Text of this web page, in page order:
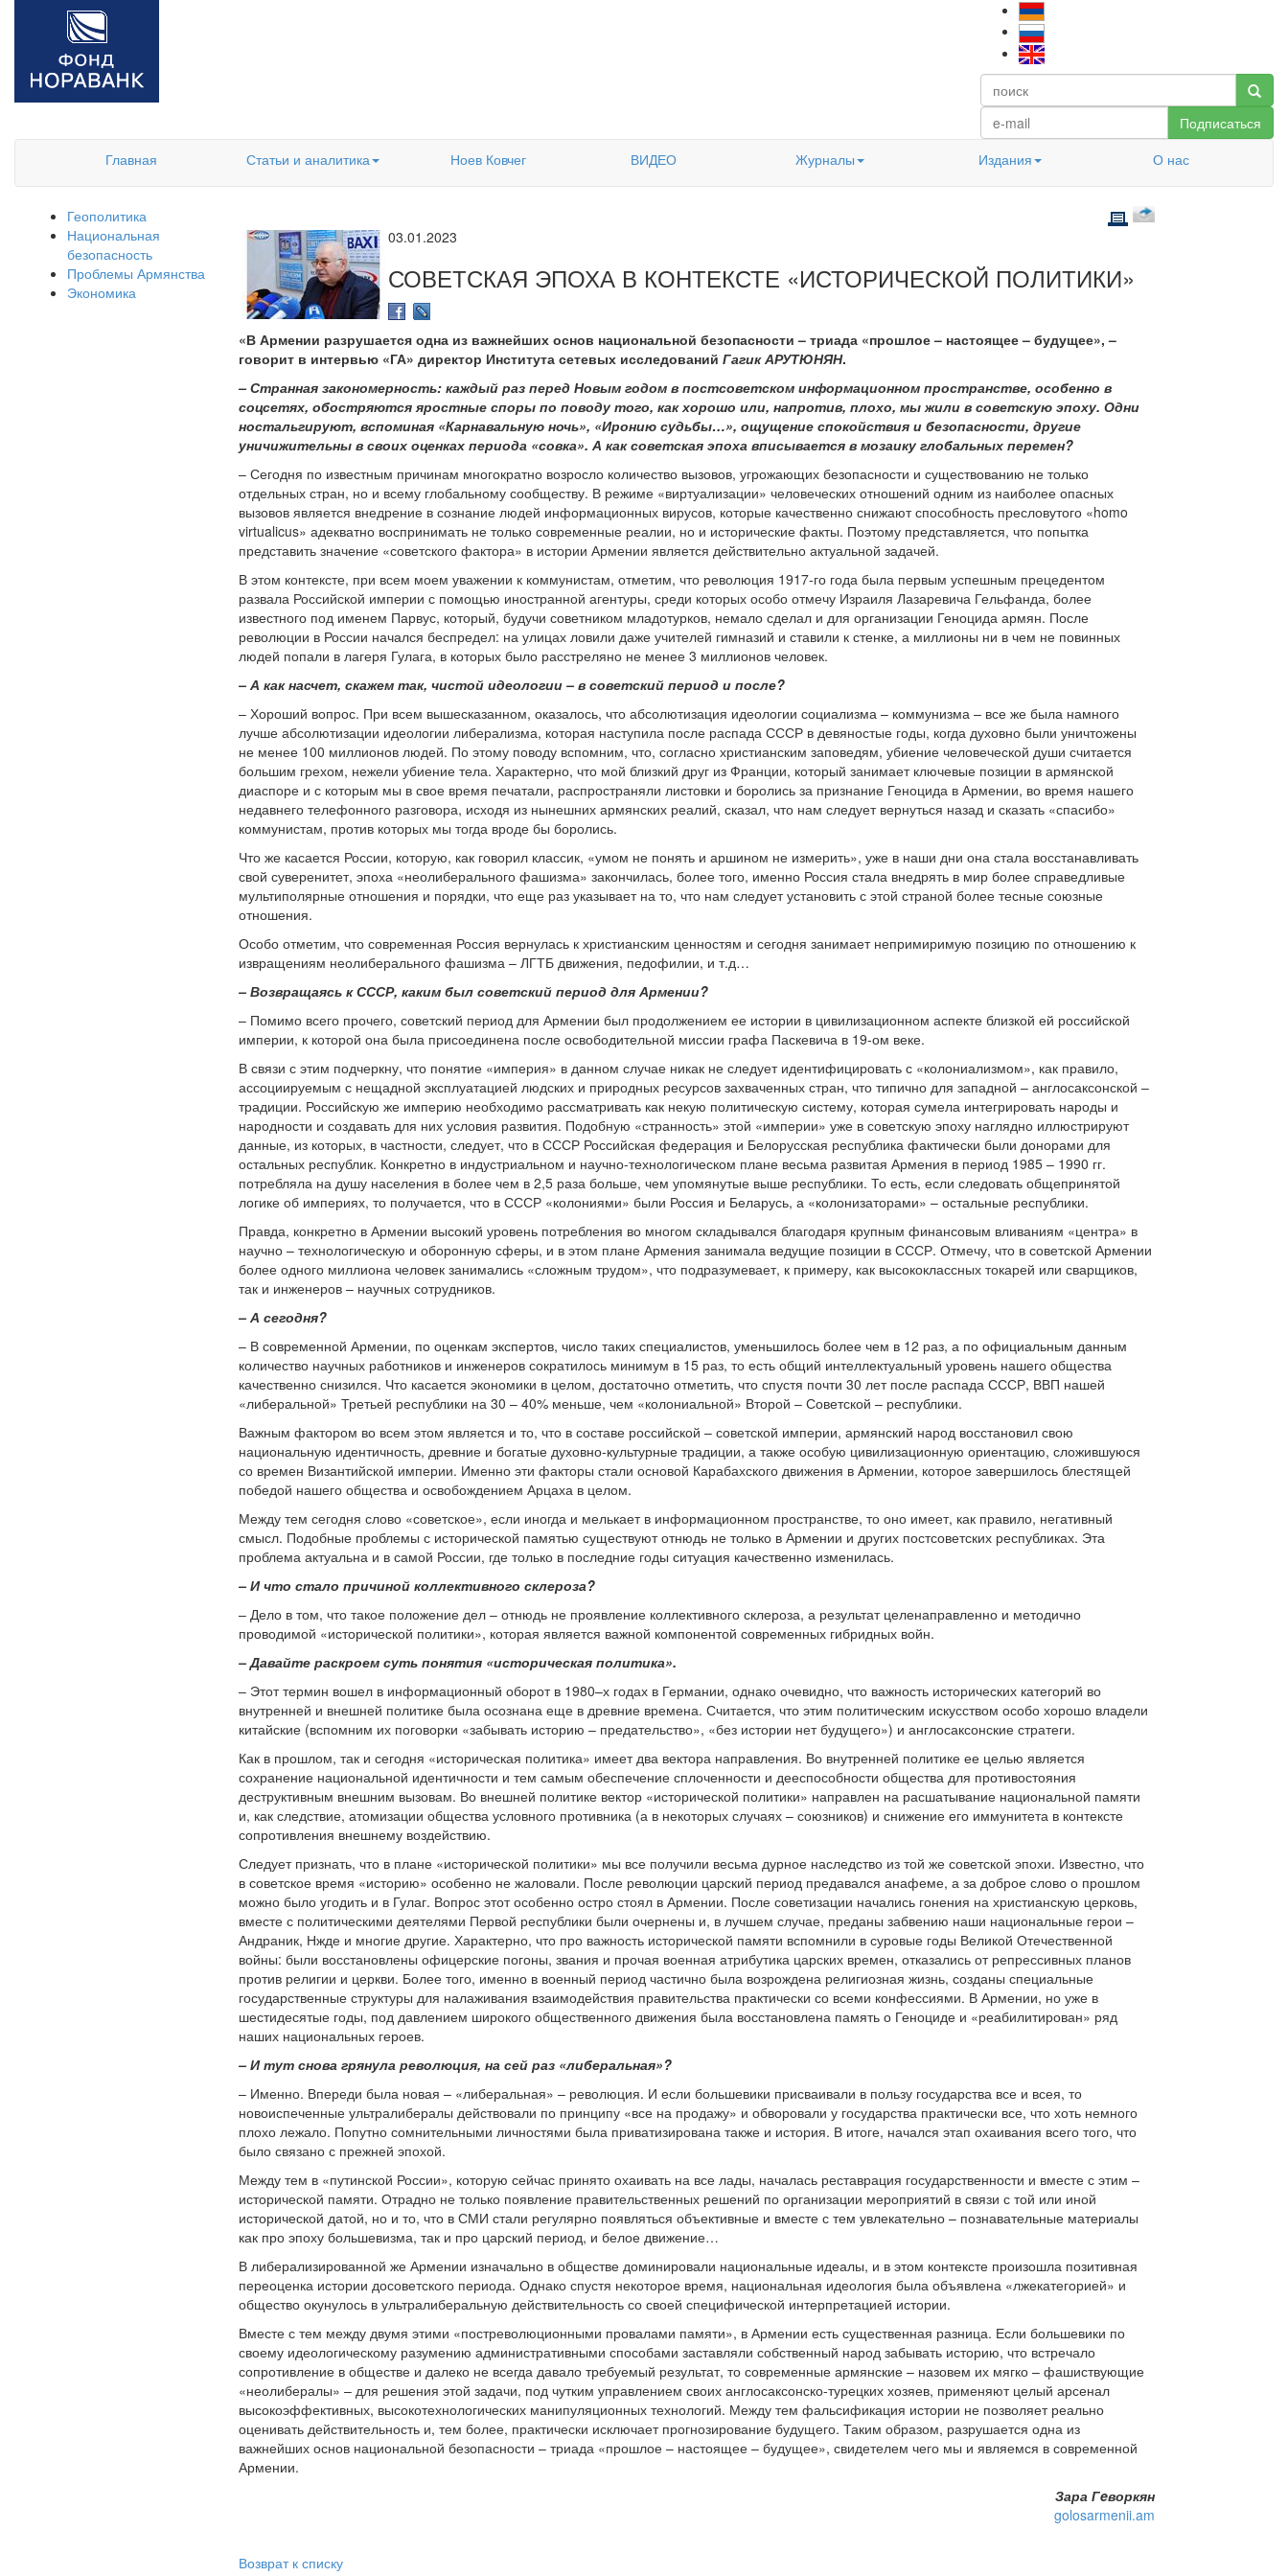
Подписаться
Главная
Статьи и аналитика Ноев Ковчег ВИДЕО Журналы Издания О нас
Геополитика
Национальная
безопасность
Проблемы Армянства
Экономика
03.01.2023
СОВЕТСКАЯ ЭПОХА В КОНТЕКСТЕ «ИСТОРИЧЕСКОЙ ПОЛИТИКИ»
«В Армении разрушается одна из важнейших основ национальной безопасности – триада «прошлое – настоящее – будущее», –
говорит в интервью «ГА» директор Института сетевых исследований Гагик АРУТЮНЯН.
– Странная закономерность: каждый раз перед Новым годом в постсоветском информационном пространстве, особенно в
соцсетях, обостряются яростные споры по поводу того, как хорошо или, напротив, плохо, мы жили в советскую эпоху. Одни
ностальгируют, вспоминая «Карнавальную ночь», «Иронию судьбы…», ощущение спокойствия и безопасности, другие
уничижительны в своих оценках периода «совка». А как советская эпоха вписывается в мозаику глобальных перемен?
– Сегодня по известным причинам многократно возросло количество вызовов, угрожающих безопасности и существованию не только
отдельных стран, но и всему глобальному сообществу. В режиме «виртуализации» человеческих отношений одним из наиболее опасных
вызовов является внедрение в сознание людей информационных вирусов, которые качественно снижают способность пресловутого «homo
virtualicus» адекватно воспринимать не только современные реалии, но и исторические факты. Поэтому представляется, что попытка
представить значение «советского фактора» в истории Армении является действительно актуальной задачей.
В этом контексте, при всем моем уважении к коммунистам, отметим, что революция 1917-го года была первым успешным прецедентом
развала Российской империи с помощью иностранной агентуры, среди которых особо отмечу Израиля Лазаревича Гельфанда, более
известного под именем Парвус, который, будучи советником младотурков, немало сделал и для организации Геноцида армян. После
революции в России начался беспредел: на улицах ловили даже учителей гимназий и ставили к стенке, а миллионы ни в чем не повинных
людей попали в лагеря Гулага, в которых было расстреляно не менее 3 миллионов человек.
– А как насчет, скажем так, чистой идеологии – в советский период и после?
– Хороший вопрос. При всем вышесказанном, оказалось, что абсолютизация идеологии социализма – коммунизма – все же была намного
лучше абсолютизации идеологии либерализма, которая наступила после распада СССР в девяностые годы, когда духовно были уничтожены
не менее 100 миллионов людей. По этому поводу вспомним, что, согласно христианским заповедям, убиение человеческой души считается
большим грехом, нежели убиение тела. Характерно, что мой близкий друг из Франции, который занимает ключевые позиции в армянской
диаспоре и с которым мы в свое время печатали, распространяли листовки и боролись за признание Геноцида в Армении, во время нашего
недавнего телефонного разговора, исходя из нынешних армянских реалий, сказал, что нам следует вернуться назад и сказать «спасибо»
коммунистам, против которых мы тогда вроде бы боролись.
Что же касается России, которую, как говорил классик, «умом не понять и аршином не измерить», уже в наши дни она стала восстанавливать
свой суверенитет, эпоха «неолиберального фашизма» закончилась, более того, именно Россия стала внедрять в мир более справедливые
мультиполярные отношения и порядки, что еще раз указывает на то, что нам следует установить с этой страной более тесные союзные
отношения.
Особо отметим, что современная Россия вернулась к христианским ценностям и сегодня занимает непримиримую позицию по отношению к
извращениям неолиберального фашизма – ЛГТБ движения, педофилии, и т.д…
– Возвращаясь к СССР, каким был советский период для Армении?
– Помимо всего прочего, советский период для Армении был продолжением ее истории в цивилизационном аспекте близкой ей российской
империи, к которой она была присоединена после освободительной миссии графа Паскевича в 19-ом веке.
В связи с этим подчеркну, что понятие «империя» в данном случае никак не следует идентифицировать с «колониализмом», как правило,
ассоциируемым с нещадной эксплуатацией людских и природных ресурсов захваченных стран, что типично для западной – англосаксонской –
традиции. Российскую же империю необходимо рассматривать как некую политическую систему, которая сумела интегрировать народы и
народности и создавать для них условия развития. Подобную «странность» этой «империи» уже в советскую эпоху наглядно иллюстрируют
данные, из которых, в частности, следует, что в СССР Российская федерация и Белорусская республика фактически были донорами для
остальных республик. Конкретно в индустриальном и научно-технологическом плане весьма развитая Армения в период 1985 – 1990 гг.
потребляла на душу населения в более чем в 2,5 раза больше, чем упомянутые выше республики. То есть, если следовать общепринятой
логике об империях, то получается, что в СССР «колониями» были Россия и Беларусь, а «колонизаторами» – остальные республики.
Правда, конкретно в Армении высокий уровень потребления во многом складывался благодаря крупным финансовым вливаниям «центра» в
научно – технологическую и оборонную сферы, и в этом плане Армения занимала ведущие позиции в СССР. Отмечу, что в советской Армении
более одного миллиона человек занимались «сложным трудом», что подразумевает, к примеру, как высококлассных токарей или сварщиков,
так и инженеров – научных сотрудников.
– А сегодня?
– В современной Армении, по оценкам экспертов, число таких специалистов, уменьшилось более чем в 12 раз, а по официальным данным
количество научных работников и инженеров сократилось минимум в 15 раз, то есть общий интеллектуальный уровень нашего общества
качественно снизился. Что касается экономики в целом, достаточно отметить, что спустя почти 30 лет после распада СССР, ВВП нашей
«либеральной» Третьей республики на 30 – 40% меньше, чем «колониальной» Второй – Советской – республики.
Важным фактором во всем этом является и то, что в составе российской – советской империи, армянский народ восстановил свою
национальную идентичность, древние и богатые духовно-культурные традиции, а также особую цивилизационную ориентацию, сложившуюся
со времен Византийской империи. Именно эти факторы стали основой Карабахского движения в Армении, которое завершилось блестящей
победой нашего общества и освобождением Арцаха в целом.
Между тем сегодня слово «советское», если иногда и мелькает в информационном пространстве, то оно имеет, как правило, негативный
смысл. Подобные проблемы с исторической памятью существуют отнюдь не только в Армении и других постсоветских республиках. Эта
проблема актуальна и в самой России, где только в последние годы ситуация качественно изменилась.
– И что стало причиной коллективного склероза?
– Дело в том, что такое положение дел – отнюдь не проявление коллективного склероза, а результат целенаправленно и методично
проводимой «исторической политики», которая является важной компонентой современных гибридных войн.
– Давайте раскроем суть понятия «историческая политика».
– Этот термин вошел в информационный оборот в 1980–х годах в Германии, однако очевидно, что важность исторических категорий во
внутренней и внешней политике была осознана еще в древние времена. Считается, что этим политическим искусством особо хорошо владели
китайские (вспомним их поговорки «забывать историю – предательство», «без истории нет будущего») и англосаксонские стратеги.
Как в прошлом, так и сегодня «историческая политика» имеет два вектора направления. Во внутренней политике ее целью является
сохранение национальной идентичности и тем самым обеспечение сплоченности и дееспособности общества для противостояния
деструктивным внешним вызовам. Во внешней политике вектор «исторической политики» направлен на расшатывание национальной памяти
и, как следствие, атомизации общества условного противника (а в некоторых случаях – союзников) и снижение его иммунитета в контексте
сопротивления внешнему воздействию.
Следует признать, что в плане «исторической политики» мы все получили весьма дурное наследство из той же советской эпохи. Известно, что
в советское время «историю» особенно не жаловали. После революции царский период предавался анафеме, а за доброе слово о прошлом
можно было угодить и в Гулаг. Вопрос этот особенно остро стоял в Армении. После советизации начались гонения на христианскую церковь,
вместе с политическими деятелями Первой республики были очернены и, в лучшем случае, преданы забвению наши национальные герои –
Андраник, Нжде и многие другие. Характерно, что про важность исторической памяти вспомнили в суровые годы Великой Отечественной
войны: были восстановлены офицерские погоны, звания и прочая военная атрибутика царских времен, отказались от репрессивных планов
против религии и церкви. Более того, именно в военный период частично была возрождена религиозная жизнь, созданы специальные
государственные структуры для налаживания взаимодействия правительства практически со всеми конфессиями. В Армении, но уже в
шестидесятые годы, под давлением широкого общественного движения была восстановлена память о Геноциде и «реабилитирован» ряд
наших национальных героев.
– И тут снова грянула революция, на сей раз «либеральная»?
– Именно. Впереди была новая – «либеральная» – революция. И если большевики присваивали в пользу государства все и всея, то
новоиспеченные ультралибералы действовали по принципу «все на продажу» и обворовали у государства практически все, что хоть немного
плохо лежало. Попутно сомнительными личностями была приватизирована также и история. В итоге, начался этап охаивания всего того, что
было связано с прежней эпохой.
Между тем в «путинской России», которую сейчас принято охаивать на все лады, началась реставрация государственности и вместе с этим –
исторической памяти. Отрадно не только появление правительственных решений по организации мероприятий в связи с той или иной
исторической датой, но и то, что в СМИ стали регулярно появляться объективные и вместе с тем увлекательно – познавательные материалы
как про эпоху большевизма, так и про царский период, и белое движение…
В либерализированной же Армении изначально в обществе доминировали национальные идеалы, и в этом контексте произошла позитивная
переоценка истории досоветского периода. Однако спустя некоторое время, национальная идеология была объявлена «лжекатегорией» и
общество окунулось в ультралиберальную действительность со своей специфической интерпретацией истории.
Вместе с тем между двумя этими «постреволюционными провалами памяти», в Армении есть существенная разница. Если большевики по
своему идеологическому разумению административными способами заставляли собственный народ забывать историю, что встречало
сопротивление в обществе и далеко не всегда давало требуемый результат, то современные армянские – назовем их мягко – фашиствующие
«неолибералы» – для решения этой задачи, под чутким управлением своих англосаксонско-турецких хозяев, применяют целый арсенал
высокоэффективных, высокотехнологических манипуляционных технологий. Между тем фальсификация истории не позволяет реально
оценивать действительность и, тем более, практически исключает прогнозирование будущего. Таким образом, разрушается одна из
важнейших основ национальной безопасности – триада «прошлое – настоящее – будущее», свидетелем чего мы и являемся в современной
Армении.
Зара Гeворкян
golosarmenii.am
Возврат к списку